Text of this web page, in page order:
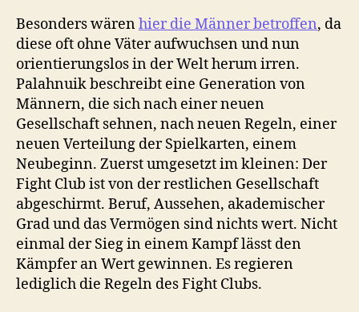
Besonders wärenhier die Männer betroffen, da
diese oft ohne Väter aufwuchsen und nun
orientierungslos in der Welt herum irren.
Palahnuik beschreibt eine Generation von
Männern, die sich nach einer neuen
Gesellschaft sehnen, nach neuen Regeln, einer
neuen Verteilung der Spielkarten, einem
Neubeginn. Zuerst umgesetzt im kleinen: Der
Fight Club ist von der restlichen Gesellschaft
abgeschirmt. Beruf, Aussehen, akademischer
Grad und das Vermögen sind nichts wert. Nicht
einmal der Sieg in einem Kampf lässt den
Kämpfer an Wert gewinnen. Es regieren
lediglich die Regeln des Fight Clubs.